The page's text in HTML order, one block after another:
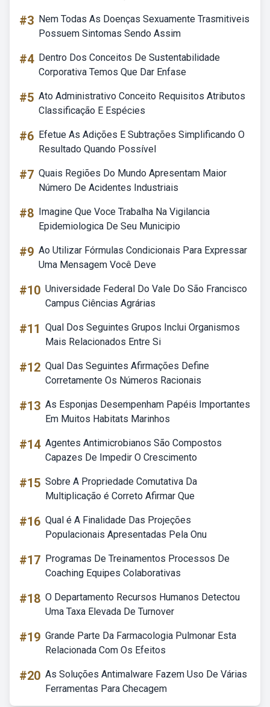
#3 Nem Todas As Doenças Sexuamente Trasmitiveis
Possuem Sintomas Sendo Assim
#4 Dentro Dos Conceitos De Sustentabilidade
Corporativa Temos Que Dar Enfase
#5 Ato Administrativo Conceito Requisitos Atributos
Classificação E Espécies
#6 Efetue As Adições E Subtrações Simplificando O
Resultado Quando Possível
#7 Quais Regiões Do Mundo Apresentam Maior
Número De Acidentes Industriais
#8 Imagine Que Voce Trabalha Na Vigilancia
Epidemiologica De Seu Municipio
#9 Ao Utilizar Fórmulas Condicionais Para Expressar
Uma Mensagem Você Deve
#10 Universidade Federal Do Vale Do São Francisco
Campus Ciências Agrárias
#11 Qual Dos Seguintes Grupos Inclui Organismos
Mais Relacionados Entre Si
#12 Qual Das Seguintes Afirmações Define
Corretamente Os Números Racionais
#13 As Esponjas Desempenham Papéis Importantes
Em Muitos Habitats Marinhos
#14 Agentes Antimicrobianos São Compostos
Capazes De Impedir O Crescimento
#15 Sobre A Propriedade Comutativa Da
Multiplicação é Correto Afirmar Que
#16 Qual é A Finalidade Das Projeções
Populacionais Apresentadas Pela Onu
#17 Programas De Treinamentos Processos De
Coaching Equipes Colaborativas
#18 O Departamento Recursos Humanos Detectou
Uma Taxa Elevada De Turnover
#19 Grande Parte Da Farmacologia Pulmonar Esta
Relacionada Com Os Efeitos
#20 As Soluções Antimalware Fazem Uso De Várias
Ferramentas Para Checagem